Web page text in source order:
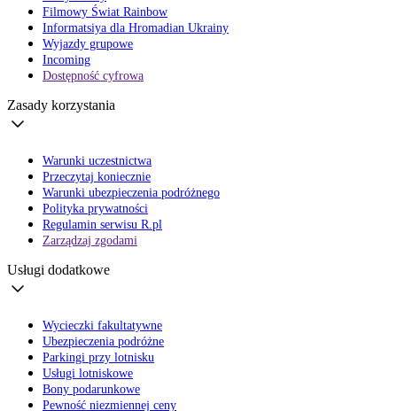
Filmowy Świat Rainbow
Informatsiya dla Hromadian Ukrainy
Wyjazdy grupowe
Incoming
Dostępność cyfrowa
Zasady korzystania
Warunki uczestnictwa
Przeczytaj koniecznie
Warunki ubezpieczenia podróżnego
Polityka prywatności
Regulamin serwisu R.pl
Zarządzaj zgodami
Usługi dodatkowe
Wycieczki fakultatywne
Ubezpieczenia podróżne
Parkingi przy lotnisku
Usługi lotniskowe
Bony podarunkowe
Pewność niezmiennej ceny